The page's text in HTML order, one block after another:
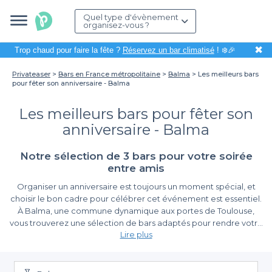
Quel type d'évènement
organisez-vous ?
Trop chaud pour faire la fête ? Réservez un bar climatisé! ❄️🎉 ✖
Privateaser Bars en France métropolitaine Balma
Les meilleurs bars
pour fêter son anniversaire - Balma
Les meilleurs bars pour fêter son
anniversaire - Balma
Notre sélection de 3 bars pour votre soirée
entre amis
Organiser un anniversaire est toujours un moment spécial, et
choisir le bon cadre pour célébrer cet événement est essentiel.
À Balma, une commune dynamique aux portes de Toulouse,
vous trouverez une sélection de bars adaptés pour rendre votre
fête inoubliable. Que vous souhaitiez un lieu vivant pour un
moments en toute convivialité, Balma offre une variété
Profitez de la diversité des bars
Lire plus